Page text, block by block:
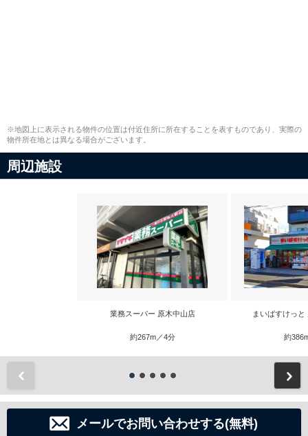
※地図上に表示される物件の位置は付近住所に所在することを表すものであり、実際の
物件所在地とは異なる場合がございます。
周辺施設
業務スーパー 原木中山店
約267m／4分
まいばすけっ
約
メールでお問い合わせする(無料)